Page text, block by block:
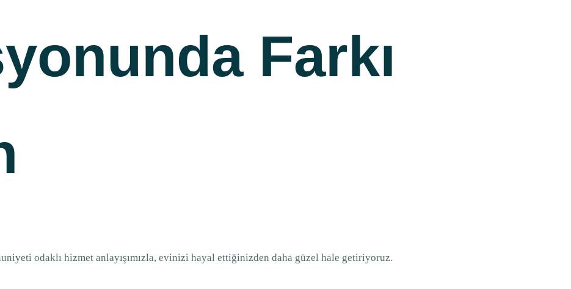
Farkı
odaklı hizmet anlayışımızla, evinizi hayal ettiğinizden daha güzel hale getiriyoruz.